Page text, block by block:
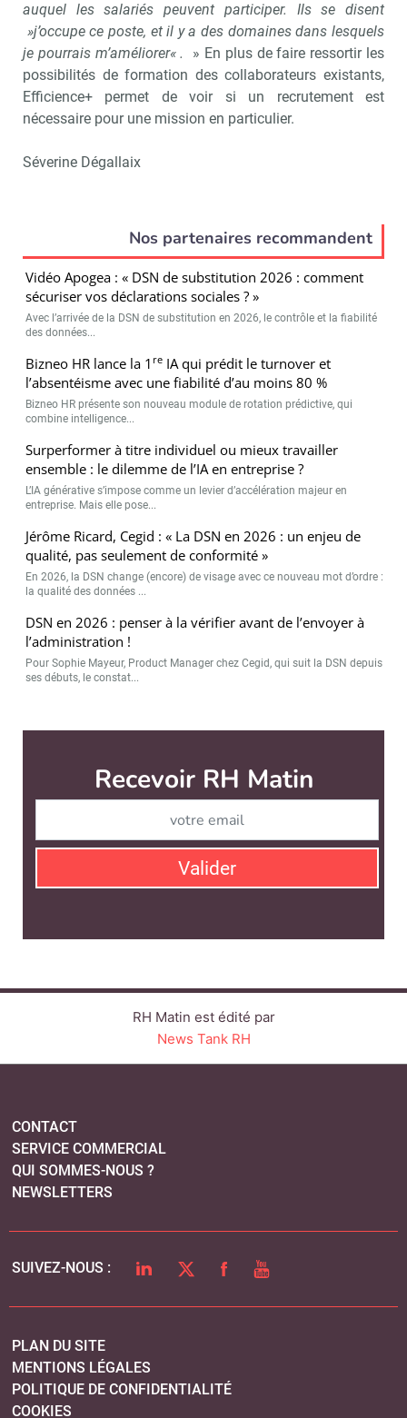
auquel les salariés peuvent participer. Ils se disent
»j’occupe ce poste, et il y a des domaines dans lesquels
je pourrais m’améliorer« .
» En plus de faire ressortir les
possibilités de formation des collaborateurs existants,
Efficience+ permet de voir si un recrutement est
nécessaire pour une mission en particulier.
Séverine Dégallaix
Nos partenaires recommandent
Vidéo Apogea : « DSN de substitution 2026 : comment
sécuriser vos déclarations sociales ? »
Avec l’arrivée de la DSN de substitution en 2026, le contrôle et la fiabilité
des données...
Bizneo HR lance la 1 re IA qui prédit le turnover et
l’absentéisme avec une fiabilité d’au moins 80 %
Bizneo HR présente son nouveau module de rotation prédictive, qui
combine intelligence...
Surperformer à titre individuel ou mieux travailler
ensemble : le dilemme de l’IA en entreprise ?
L’IA générative s’impose comme un levier d’accélération majeur en
entreprise. Mais elle pose...
Jérôme Ricard, Cegid : « La DSN en 2026 : un enjeu de
qualité, pas seulement de conformité »
En 2026, la DSN change (encore) de visage avec ce nouveau mot d’ordre :
la qualité des données ...
DSN en 2026 : penser à la vérifier avant de l’envoyer à
l’administration !
Pour Sophie Mayeur, Product Manager chez Cegid, qui suit la DSN depuis
ses débuts, le constat...
Recevoir RH Matin
Valider
RH Matin est édité par
News Tank RH
CONTACT
SERVICE COMMERCIAL
QUI SOMMES-NOUS ?
NEWSLETTERS
SUIVEZ-NOUS : LINKEDINTWITTERFACEBOOK
YOUTUBE
PLAN DU SITE
MENTIONS LÉGALES
POLITIQUE DE CONFIDENTIALITÉ
COOKIES